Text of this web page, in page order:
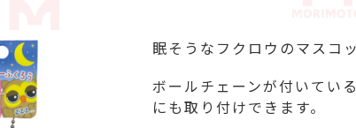
眠そうなフクロウのマスコッ
ボールチェーンが付いてい
にも取り付けできます。